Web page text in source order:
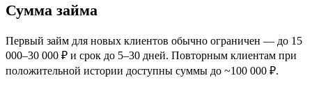
Сумма займа
Первый займ для новых клиентов обычно ограничен — до 15
000–30 000 ₽ и срок до 5–30 дней. Повторным клиентам при
положительной истории доступны суммы до ~100 000 ₽.